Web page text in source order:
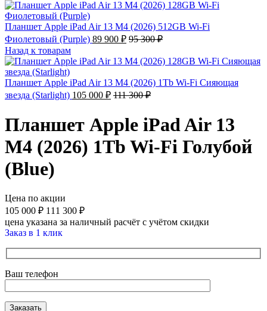
Планшет Apple iPad Air 13 M4 (2026) 512GB Wi-Fi
Фиолетовый (Purple) 89 900 ₽ 95 300₽
Назад к товарам
Планшет Apple iPad Air 13 M4 (2026) 1Tb Wi-Fi Сияющая
звезда (Starlight) 105 000 ₽ 111 300₽
Планшет Apple iPad Air 13
M4 (2026) 1Tb Wi-Fi Голубой
(Blue)
Цена по акции
105 000 ₽ 111 300 ₽
цена указана за наличный расчёт с учётом скидки
Заказ в 1 клик
Ваш телефон